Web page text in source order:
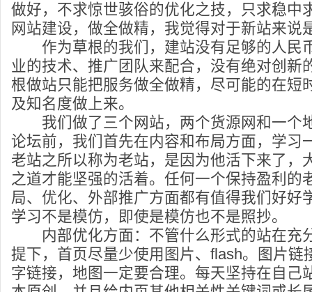
做好，不求惊世骇俗的优化之技，只求稳中
网站建设，做全做精，我觉得对于新站来说
作为草根的我们，建站没有足够的人民
业的技术、推广团队来配合，没有绝对创新
根做站只能把服务做全做精，尽可能的在短
及知名度做上来。
我们做了三个网站，两个货源网和一个
论坛前，我们首先在内容和布局方面，学习
老站之所以称为老站，是因为他活下来了，
之道才能坚强的活着。任何一个保持盈利的
局、优化、外部推广方面都有值得我们好好
学习不是模仿，即使是模仿也不是照抄。
内部优化方面：不管什么形式的站在充
提下，首页尽量少使用图片、flash。图片链
字链接，地图一定要合理。每天坚持在自己